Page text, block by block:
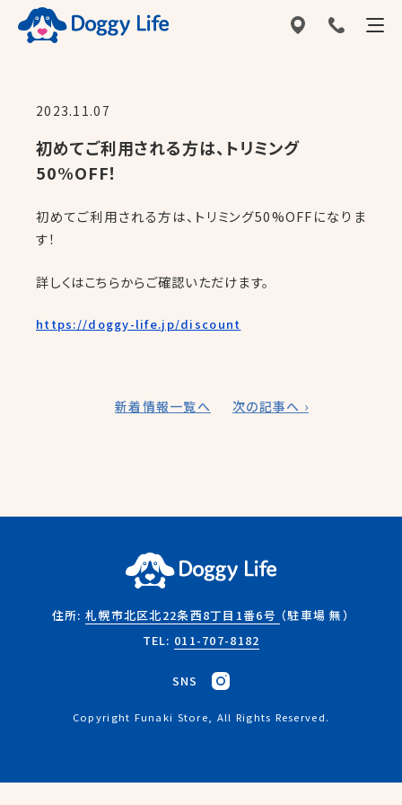
2023.11.07
初めてご利用される方は、トリミング
50%OFF！
初めてご利用される方は、トリミング50%OFFになりま
す！
詳しくはこちらからご確認いただけます。
https://doggy-life.jp/discount
新着情報一覧へ 次の記事へ ›
住所:札幌市北区北22条西8丁目1番6号 （駐車場 無）
TEL: 011-707-8182
SNS
Copyright Funaki Store, All Rights Reserved.